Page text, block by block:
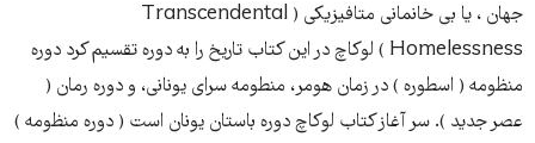
جهان ، یا بی خانمانی متافیزیکی ( Transcendental
Homelessness ) لوکاچ در این کتاب تاريخ را به دوره تقسيم کرد دوره
منظومه ( اسطوره ) در زمان هومر، منطومه سرای یونانی، و دوره رمان (
عصر جديد ). سر آغاز کتاب لوکاچ دوره باستان يونان است ( دوره منظومه )